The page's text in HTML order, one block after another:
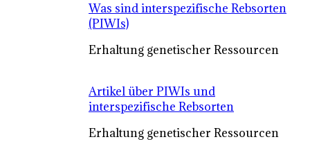
Was sind interspezifische Rebsorten
(PIWIs)
Erhaltung genetischer Ressourcen
Artikel über PIWIs und
interspezifische Rebsorten
Erhaltung genetischer Ressourcen